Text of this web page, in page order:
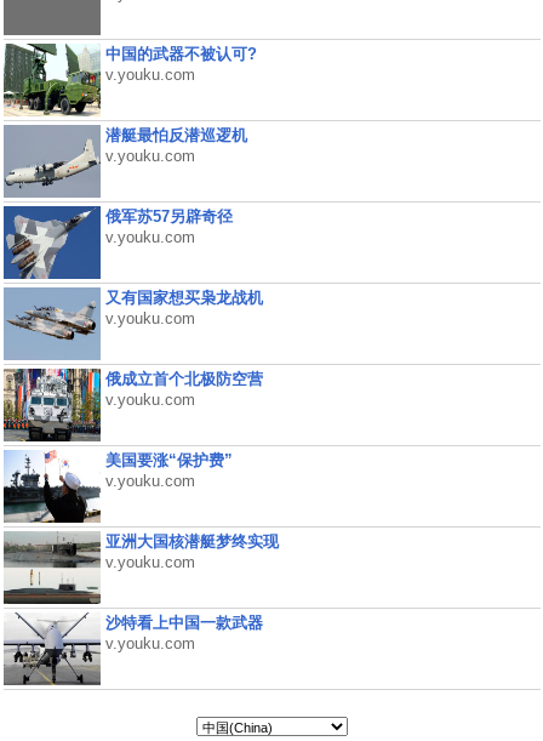
中国的武器不被认可?
v.youku.com
潜艇最怕反潜巡逻机
v.youku.com
俄军苏57另辟奇径
v.youku.com
又有国家想买枭龙战机
v.youku.com
俄成立首个北极防空营
v.youku.com
美国要涨“保护费”
v.youku.com
亚洲大国核潜艇梦终实现
v.youku.com
沙特看上中国一款武器
v.youku.com